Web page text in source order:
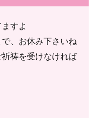
すよ
、お休み下さいね
祷を受けなければ